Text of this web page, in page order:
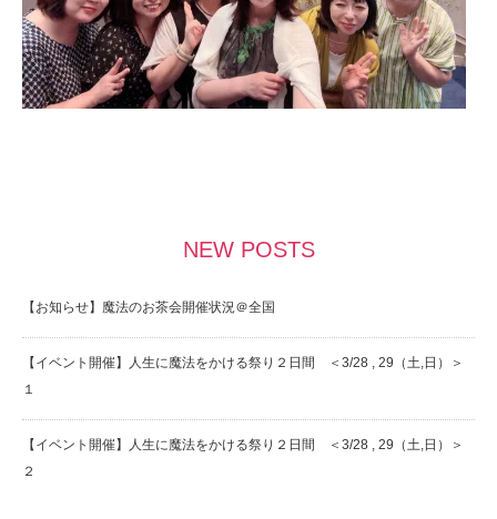
NEW POSTS
【お知らせ】魔法のお茶会開催状況＠全国
【イベント開催】人生に魔法をかける祭り２日間 ＜3/28 , 29（土,日）＞
１
【イベント開催】人生に魔法をかける祭り２日間 ＜3/28 , 29（土,日）＞
２